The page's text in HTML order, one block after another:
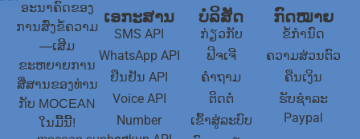
ອະນາຄົດຂອງ
ການສົ່ງຂໍ້ຄວາມ
—ເສີມ
ຂະຫຍາຍການ
ສື່ສານຂອງທ່ານ
ກັບ MOCEAN
ໃນມື້ນີ້!
ເອກະສານ
SMS API
WhatsApp API
ຢືນຢັນ API
Voice API
Number
ບໍລິສັດ
ກ່ຽວກັບ
ຟີຈເຈີ
ຄຳຖາມ
ຕິດຕໍ່
ເຂົ້າສູ່ລະບົບ
ກົດໝາຍ
ຂໍ້ກໍານົດ
ຄວາມສ່ວນຕົວ
ຄືນເງິນ
ຮັບຊໍາລະ
Paypal